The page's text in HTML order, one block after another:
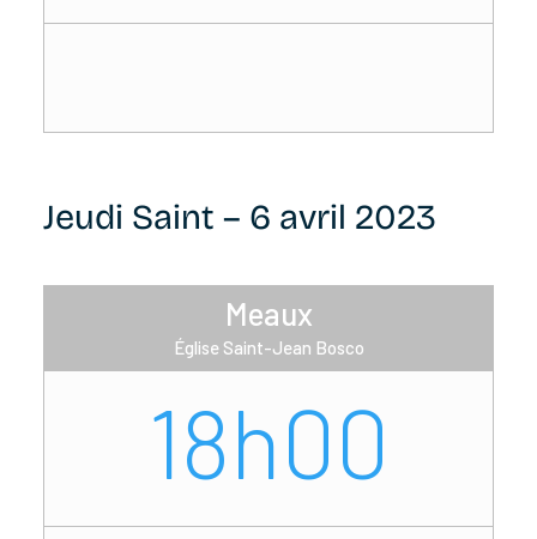
Jeudi Saint – 6 avril 2023
Meaux
Église Saint-Jean Bosco
18h00